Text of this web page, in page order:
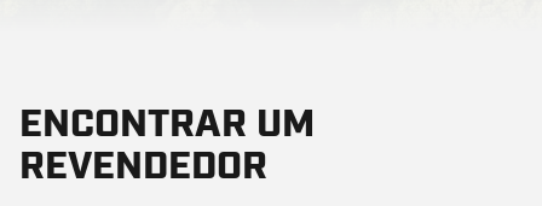
ENCONTRAR UM
REVENDEDOR